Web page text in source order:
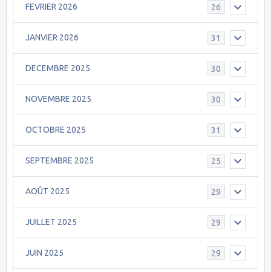
FEVRIER 2026 26
JANVIER 2026 31
DECEMBRE 2025 30
NOVEMBRE 2025 30
OCTOBRE 2025 31
SEPTEMBRE 2025 25
AOÛT 2025 29
JUILLET 2025 29
JUIN 2025 29